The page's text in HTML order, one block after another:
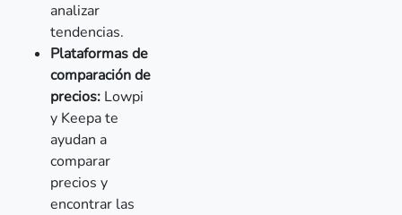
analizar
tendencias.
Plataformas de
comparación de
precios: Lowpi
y Keepa te
ayudan a
comparar
precios y
encontrar las